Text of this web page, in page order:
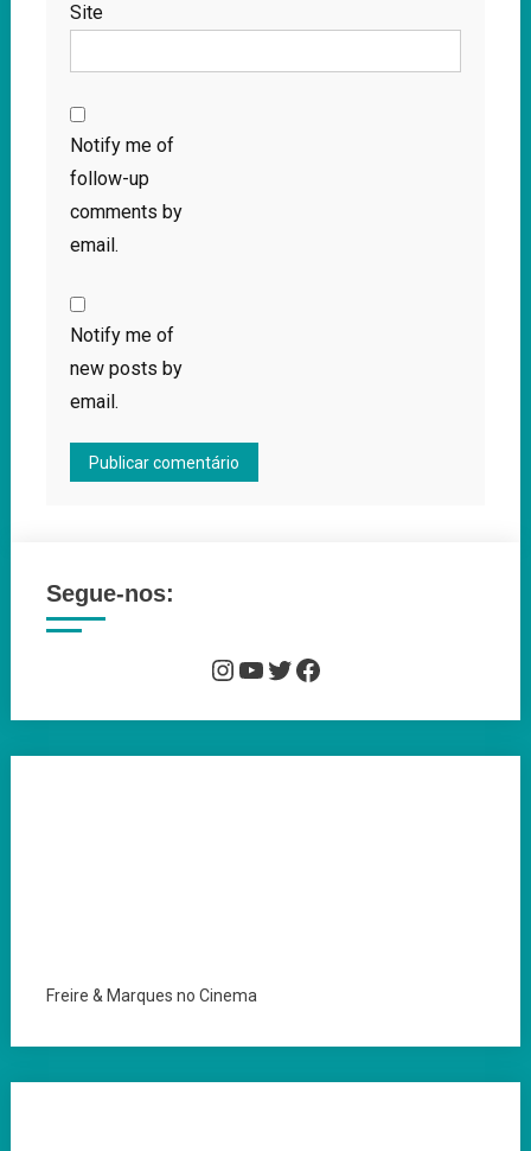
Site
Notify me of
follow-up
comments by
email.
Notify me of
new posts by
email.
Segue-nos:
Instagram
YouTube
Twitter
Facebook
Freire & Marques no Cinema